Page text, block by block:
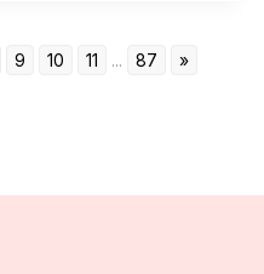
9 10 11 ... 87 »